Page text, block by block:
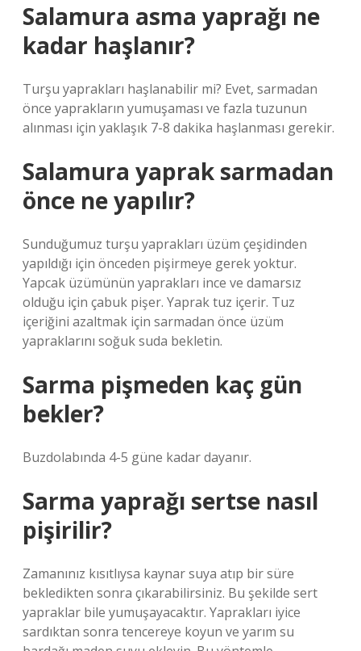
Salamura asma yaprağı ne
kadar haşlanır?
Turşu yaprakları haşlanabilir mi? Evet, sarmadan
önce yaprakların yumuşaması ve fazla tuzunun
alınması için yaklaşık 7-8 dakika haşlanması gerekir.
Salamura yaprak sarmadan
önce ne yapılır?
Sunduğumuz turşu yaprakları üzüm çeşidinden
yapıldığı için önceden pişirmeye gerek yoktur.
Yapcak üzümünün yaprakları ince ve damarsız
olduğu için çabuk pişer. Yaprak tuz içerir. Tuz
içeriğini azaltmak için sarmadan önce üzüm
yapraklarını soğuk suda bekletin.
Sarma pişmeden kaç gün
bekler?
Buzdolabında 4-5 güne kadar dayanır.
Sarma yaprağı sertse nasıl
pişirilir?
Zamanınız kısıtlıysa kaynar suya atıp bir süre
bekledikten sonra çıkarabilirsiniz. Bu şekilde sert
yapraklar bile yumuşayacaktır. Yaprakları iyice
sardıktan sonra tencereye koyun ve yarım su